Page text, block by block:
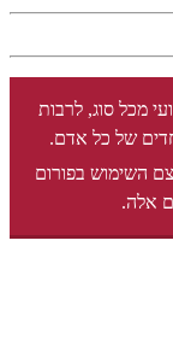
מכל סוג, לרבות
של כל אדם.
השימוש בפורום
אלה.